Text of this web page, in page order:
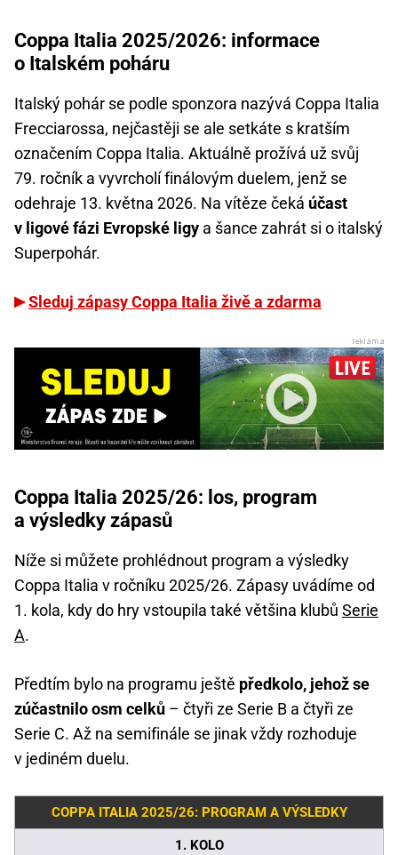
Coppa Italia 2025/2026: informace
o Italském poháru
Italský pohár se podle sponzora nazývá Coppa Italia
Frecciarossa, nejčastěji se ale setkáte s kratším
označením Coppa Italia. Aktuálně prožívá už svůj
79. ročník a vyvrcholí finálovým duelem, jenž se
odehraje 13. května 2026. Na vítěze čeká účast
v ligové fázi Evropské ligy a šance zahrát si o italský
Superpohár.
Sleduj zápasy Coppa Italia živě a zdarma
Coppa Italia 2025/26: los, program
a výsledky zápasů
Níže si můžete prohlédnout program a výsledky
Coppa Italia v ročníku 2025/26. Zápasy uvádíme od
1. kola, kdy do hry vstoupila také většina klubů Serie
A.
Předtím bylo na programu ještě předkolo, jehož se
zúčastnilo osm celků – čtyři ze Serie B a čtyři ze
Serie C. Až na semifinále se jinak vždy rozhoduje
v jediném duelu.
COPPA ITALIA 2025/26: PROGRAM A VÝSLEDKY
1. KOLO